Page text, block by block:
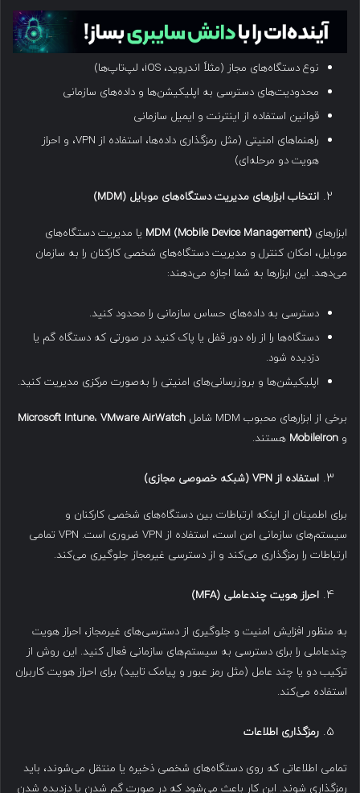
نوع دستگاه‌های مجاز (مثلاً اندروید، iOS، لپ‌تاپ‌ها)
محدودیت‌های دسترسی به اپلیکیشن‌ها و داده‌های سازمانی
قوانین استفاده از اینترنت و ایمیل سازمانی
راهنماهای امنیتی (مثل رمزگذاری داده‌ها، استفاده از VPN، و احراز
هویت دو مرحله‌ای)
انتخاب ابزارهای مدیریت دستگاه‌های موبایل (MDM)
ابزارهای MDM (Mobile Device Management) یا مدیریت دستگاه‌های
موبایل، امکان کنترل و مدیریت دستگاه‌های شخصی کارکنان را به سازمان
می‌دهد. این ابزارها به شما اجازه می‌دهند:
دسترسی به داده‌های حساس سازمانی را محدود کنید.
دستگاه‌ها را از راه دور قفل یا پاک کنید در صورتی که دستگاه گم یا
دزدیده شود.
اپلیکیشن‌ها و بروزرسانی‌های امنیتی را به‌صورت مرکزی مدیریت کنید.
برخی از ابزارهای محبوب MDM شامل Microsoft Intune، VMware AirWatch
و MobileIron هستند.
استفاده ازVPN ( شبکه خصوصی مجازی)
برای اطمینان از اینکه ارتباطات بین دستگاه‌های شخصی کارکنان و
سیستم‌های سازمانی امن است، استفاده از VPN ضروری است. VPN تمامی
ارتباطات را رمزگذاری می‌کند و از دسترسی غیرمجاز جلوگیری می‌کند.
احراز هویت چندعاملی (MFA)
به منظور افزایش امنیت و جلوگیری از دسترسی‌های غیرمجاز، احراز هویت
چندعاملی را برای دسترسی به سیستم‌های سازمانی فعال کنید. این روش از
ترکیب دو یا چند عامل (مثل رمز عبور و پیامک تایید) برای احراز هویت کاربران
استفاده می‌کند.
رمزگذاری اطلاعات
تمامی اطلاعاتی که روی دستگاه‌های شخصی ذخیره یا منتقل می‌شوند، باید
رمزگذاری شوند. این کار باعث می‌شود که در صورت گم شدن یا دزدیده شدن